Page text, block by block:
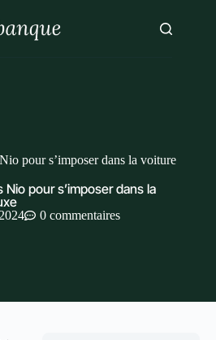
pour s’imposer dans la voiture
Nio pour s’imposer dans la
0 commentaires